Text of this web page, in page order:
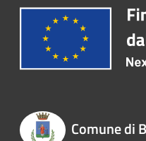
Comune di